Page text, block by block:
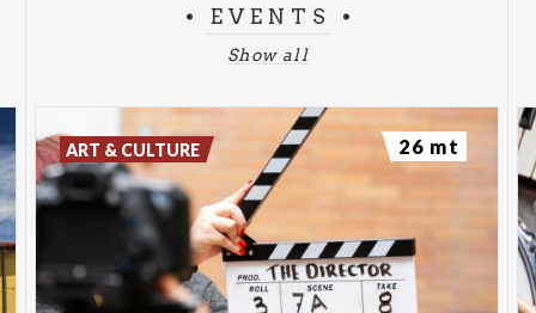
EVENTS
Show all
ART & CULTURE 26 mt